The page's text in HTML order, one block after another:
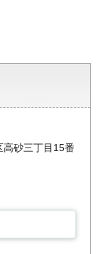
砂三丁目15番